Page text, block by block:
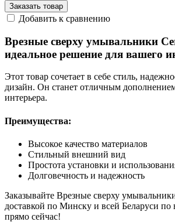
Заказать товар
Добавить к сравнению
Врезные сверху умывальники
идеальное решение для вашего
Этот товар сочетает в себе стиль,
дизайн. Он станет отличным
интерьера.
Преимущества:
Высокое качество материалов
Стильный внешний вид
Простота установки и
Долговечность и надежность
Заказывайте Врезные сверху
доставкой по Минску и всей Беларуси
прямо сейчас!